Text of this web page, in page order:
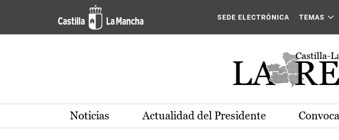
Pasar al contenido principal
Actualidad de la región de Castilla-La
SEDE ELECTRÓNICA TEMAS
Noticias Actualidad del Presidente